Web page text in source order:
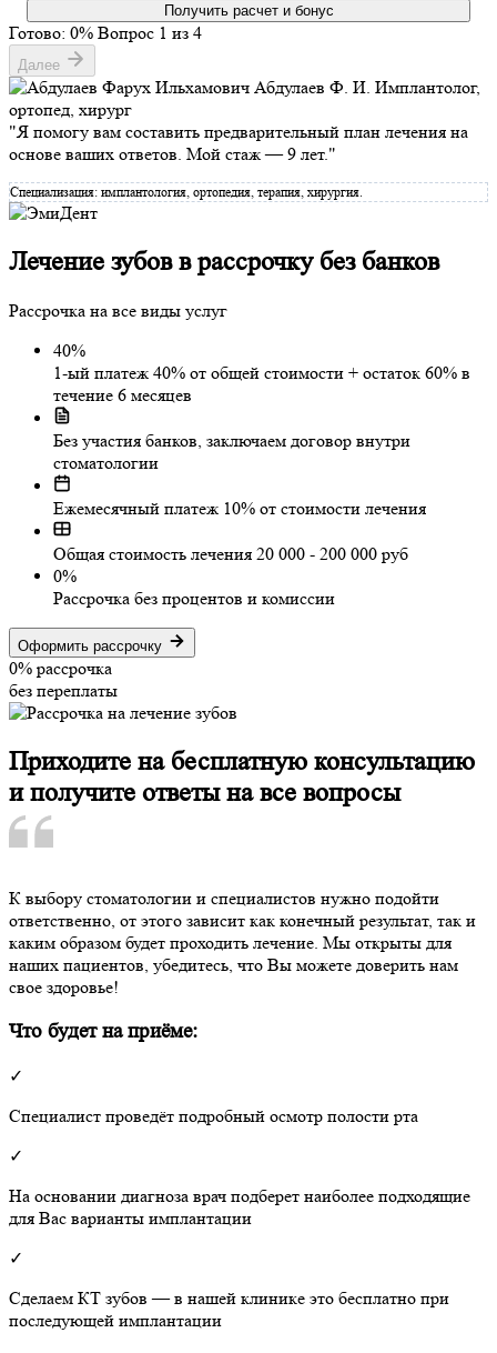
Получить расчет и бонус
Готово: 0% Вопрос 1 из 4
Далее
Абдулаев Ф. И. Имплантолог,
ортопед, хирург
"Я помогу вам составить предварительный план лечения на
основе ваших ответов. Мой стаж — 9 лет."
Специализация: имплантология, ортопедия, терапия, хирургия.
Лечение зубовв рассрочкубез банков
Рассрочка на все виды услуг
40%
1-ый платеж 40% от общей стоимости + остаток 60% в
течение 6 месяцев
Без участия банков, заключаем договор внутри
стоматологии
Ежемесячный платеж 10% от стоимости лечения
Общая стоимость лечения 20 000 - 200 000 руб
0%
Рассрочка без процентов и комиссии
Оформить рассрочку
0% рассрочка
без переплаты
Приходите на бесплатную консультацию
и получите ответы на все вопросы
К выбору стоматологии и специалистов нужно подойти
ответственно, от этого зависит как конечный результат, так и
каким образом будет проходить лечение. Мы открыты для
наших пациентов, убедитесь, что Вы можете доверить нам
свое здоровье!
Что будет на приёме:
✓
Специалист проведёт подробный осмотр полости рта
✓
На основании диагноза врач подберет наиболее подходящие
для Вас варианты имплантации
✓
Сделаем КТ зубов — в нашей клинике это бесплатно при
последующей имплантации